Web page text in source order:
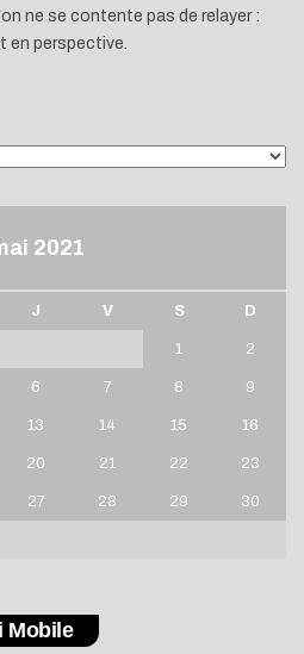
ne se contente pas de relayer :
en perspective.
2021
J V S D
1 2
6 7 8 9
13 14 15 16
20 21 22 23
27 28 29 30
Mobile